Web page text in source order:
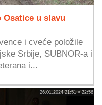
u slavu
i cveće položile
Srbije, SUBNOR-a i
i...
26.01.2024 21:51 » 22:56